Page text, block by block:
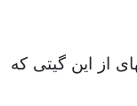
از این گیتی که